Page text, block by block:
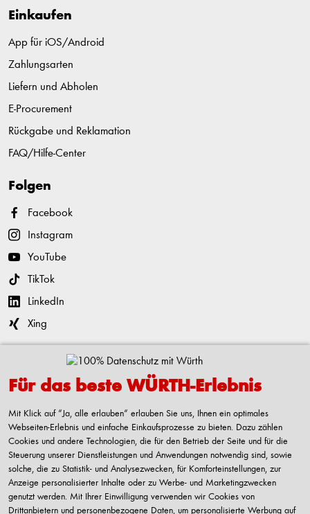
Einkaufen
App für iOS/Android
Zahlungsarten
Liefern und Abholen
E-Procurement
Rückgabe und Reklamation
FAQ/Hilfe-Center
Folgen
Facebook
Instagram
YouTube
TikTok
LinkedIn
Xing
Kontaktieren
Adolf Würth GmbH & Co. KG
74653 Künzelsau-Gaisbach
Deutschland
Alle Kontaktmöglichkeiten
+49 7940 15-2400
Für das beste WÜRTH-Erlebnis
Mit Klick auf “Ja, alle erlauben“ erlauben Sie uns, Ihnen ein optimales
Webseiten-Erlebnis und einfache Einkaufsprozesse zu bieten. Dazu zählen
Cookies und andere Technologien, die für den Betrieb der Seite und für die
Steuerung unserer Dienstleistungen und Anwendungen notwendig sind, sowie
solche, die zu Statistik- und Analysezwecken, für Komforteinstellungen, zur
Anzeige personalisierter Inhalte oder zu Werbe- und Marketingzwecken
genutzt werden. Mit Ihrer Einwilligung verwenden wir Cookies von
Drittanbietern und personenbezogene Daten, um personalisierte Werbung auf